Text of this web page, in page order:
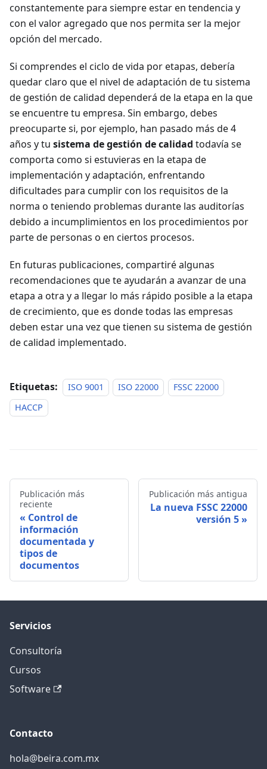
constantemente para siempre estar en tendencia y
con el valor agregado que nos permita ser la mejor
opción del mercado.
Si comprendes el ciclo de vida por etapas, debería
quedar claro que el nivel de adaptación de tu sistema
de gestión de calidad dependerá de la etapa en la que
se encuentre tu empresa. Sin embargo, debes
preocuparte si, por ejemplo, han pasado más de 4
años y tu sistema de gestión de calidad todavía se
comporta como si estuvieras en la etapa de
implementación y adaptación, enfrentando
dificultades para cumplir con los requisitos de la
norma o teniendo problemas durante las auditorías
debido a incumplimientos en los procedimientos por
parte de personas o en ciertos procesos.
En futuras publicaciones, compartiré algunas
recomendaciones que te ayudarán a avanzar de una
etapa a otra y a llegar lo más rápido posible a la etapa
de crecimiento, que es donde todas las empresas
deben estar una vez que tienen su sistema de gestión
de calidad implementado.
Etiquetas: ISO 9001 ISO 22000
FSSC 22000
HACCP
Publicación más
reciente
Control de
información
documentada y
tipos de
documentos
Publicación más antigua
La nueva FSSC 22000
versión 5
Servicios
Consultoría
Cursos
Software
Contacto
hola@beira.com.mx